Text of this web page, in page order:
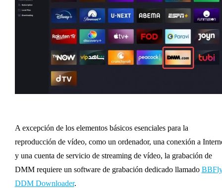
A excepción de los elementos básicos esenciales para la
reproducción de vídeo, como un ordenador, una conexión a
y una cuenta de servicio de streaming de vídeo, la grabación de
DMM requiere un software de grabación dedicado llamado
DDM Downloader.